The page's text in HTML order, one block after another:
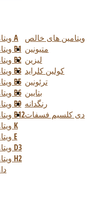
ویتامین های خالص
ویتامین A
ویتامین B1
ویتامین B2
ویتامین B3
ویتامین B5
ویتامین B6
ویتامین B9
ویتامین B12
ویتامین K
ویتامین E
ویتامین D3
ویتامین H2
متیونین
لیزین
کولین کلراید
ترئونین
بتایین
رنگدانه
دی کلسیم فسفات